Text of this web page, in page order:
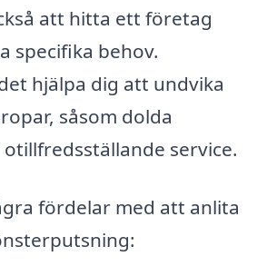
att hitta ett företag
specifika behov.
hjälpa dig att undvika
såsom dolda
service.
fördelar med att anlita